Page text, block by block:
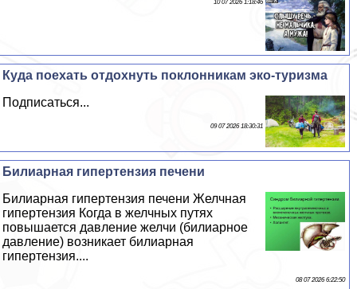
10 07 2026 1:18:46
Куда поехать отдохнуть поклонникам эко-туризма
Подписаться...
09 07 2026 18:30:31
Билиарная гипертензия печени
Билиарная гипертензия печени Желчная
гипертензия Когда в желчных путях
повышается давление желчи (билиарное
давление) возникает билиарная
гипертензия....
08 07 2026 6:22:50